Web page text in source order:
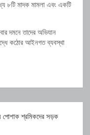
৮টি মাদক মামলা এবং একটি
দমনে তাদের অভিযান
কঠোর আইনগত ব্যবস্থা
পোশাক শ্রমিকদের সড়ক